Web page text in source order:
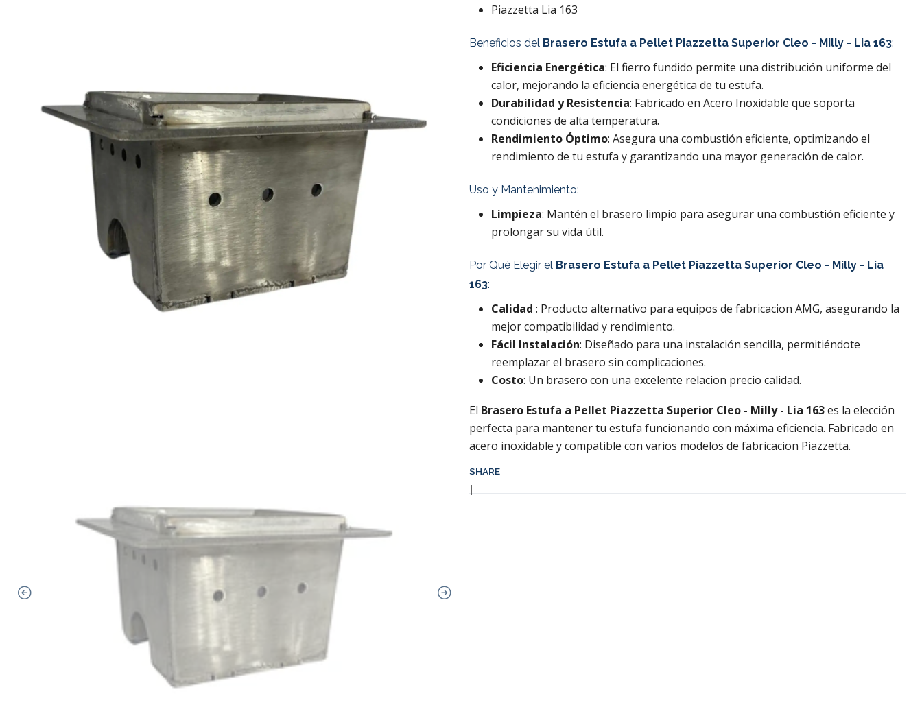
Piazzetta Lia 163
Beneficios del Brasero Estufa a Pellet Piazzetta Superior Cleo - Milly - Lia 163:
Eficiencia Energética: El fierro fundido permite una distribución uniforme del
calor, mejorando la eficiencia energética de tu estufa.
Durabilidad y Resistencia: Fabricado en Acero Inoxidable que soporta
condiciones de alta temperatura.
Rendimiento Óptimo: Asegura una combustión eficiente, optimizando el
rendimiento de tu estufa y garantizando una mayor generación de calor.
Uso y Mantenimiento:
Limpieza: Mantén el brasero limpio para asegurar una combustión eficiente y
prolongar su vida útil.
Por Qué Elegir el Brasero Estufa a Pellet Piazzetta Superior Cleo - Milly - Lia
163:
Calidad : Producto alternativo para equipos de fabricacion AMG, asegurando la
mejor compatibilidad y rendimiento.
Fácil Instalación: Diseñado para una instalación sencilla, permitiéndote
reemplazar el brasero sin complicaciones.
Costo: Un brasero con una excelente relacion precio calidad.
El Brasero Estufa a Pellet Piazzetta Superior Cleo - Milly - Lia 163es la elección
perfecta para mantener tu estufa funcionando con máxima eficiencia. Fabricado en
acero inoxidable y compatible con varios modelos de fabricacion Piazzetta.
SHARE
|